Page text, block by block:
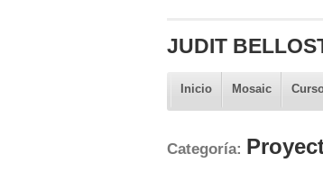
JUDIT
Inicio Mosaic
Categoría: